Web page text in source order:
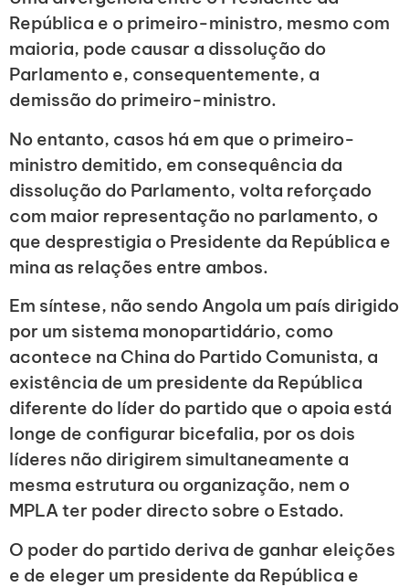
República e o primeiro-ministro, mesmo com
maioria, pode causar a dissolução do
Parlamento e, consequentemente, a
demissão do primeiro-ministro.
No entanto, casos há em que o primeiro-
ministro demitido, em consequência da
dissolução do Parlamento, volta reforçado
com maior representação no parlamento, o
que desprestigia o Presidente da República e
mina as relações entre ambos.
Em síntese, não sendo Angola um país dirigido
por um sistema monopartidário, como
acontece na China do Partido Comunista, a
existência de um presidente da República
diferente do líder do partido que o apoia está
longe de configurar bicefalia, por os dois
líderes não dirigirem simultaneamente a
mesma estrutura ou organização, nem o
MPLA ter poder directo sobre o Estado.
O poder do partido deriva de ganhar eleições
e de eleger um presidente da República e